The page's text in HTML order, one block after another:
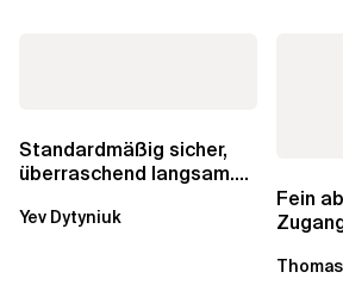
Standardmäßig sicher,
überraschend langsam.
über die RDS...
Yev Dytyniuk
Fein